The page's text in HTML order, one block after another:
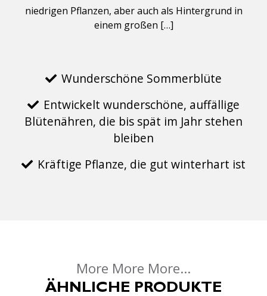
niedrigen Pflanzen, aber auch als Hintergrund in
einem großen […]
Wunderschöne Sommerblüte
Entwickelt wunderschöne, auffällige
Blütenähren, die bis spät im Jahr stehen
bleiben
Kräftige Pflanze, die gut winterhart ist
More More More...
ÄHNLICHE PRODUKTE